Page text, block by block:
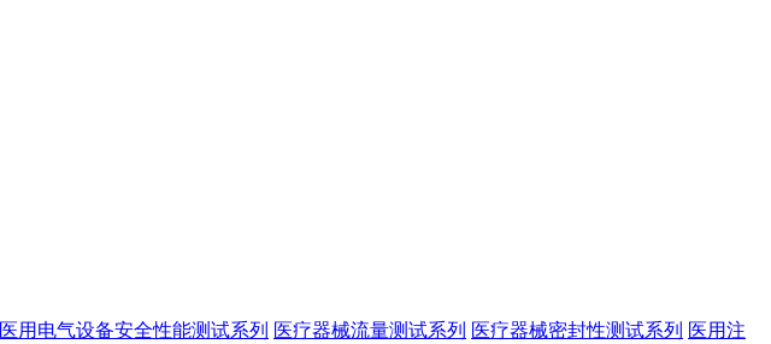
医用电气设备安全性能测试系列 医疗器械流量测试系列 医疗器械密封性测试系列 医用注